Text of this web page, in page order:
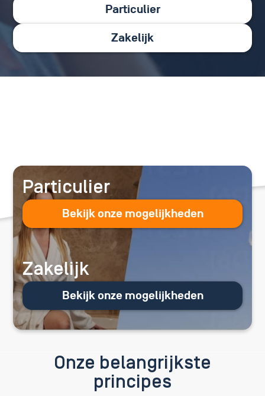
Particulier
Zakelijk
Particulier
Bekijk onze mogelijkheden
Zakelijk
Bekijk onze mogelijkheden
Onze belangrijkste
principes